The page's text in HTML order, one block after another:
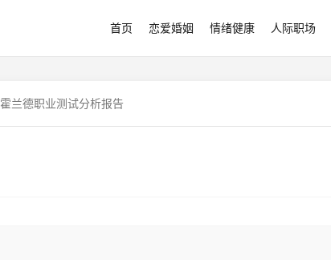
首页 恋爱婚姻 情绪健康 人际职场
霍兰德职业测试分析报告